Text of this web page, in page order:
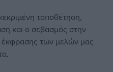
τοποθέτηση,
και ο σεβασμός στην
έκφρασης των μελών μας